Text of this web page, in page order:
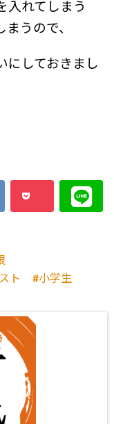
入れてしまう
うので、
にしておきまし
ト
小学生